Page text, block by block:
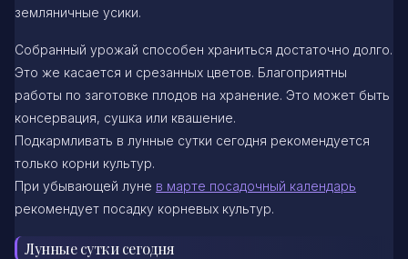
земляничные усики.
Собранный урожай способен храниться достаточно долго.
Это же касается и срезанных цветов. Благоприятны
работы по заготовке плодов на хранение. Это может быть
консервация, сушка или квашение.
Подкармливать в лунные сутки сегодня рекомендуется
только корни культур.
При убывающей луне в марте посадочный календарь
рекомендует посадку корневых культур.
Лунные сутки сегодня